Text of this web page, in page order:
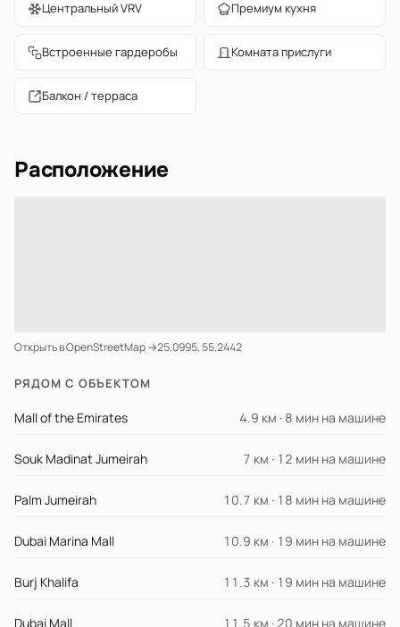
Центральный VRV Премиум кухня
Встроенные гардеробы Комната прислуги
Балкон / терраса
Расположение
Открыть в OpenStreetMap →25.0995, 55.2442
РЯДОМ С ОБЪЕКТОМ
Mall of the Emirates 4.9 км · 8 мин на машине
Souk Madinat Jumeirah 7 км · 12 мин на машине
Palm Jumeirah 10.7 км · 18 мин на машине
Dubai Marina Mall 10.9 км · 19 мин на машине
Burj Khalifa 11.3 км · 19 мин на машине
Dubai Mall 11.5 км · 20 мин на машине